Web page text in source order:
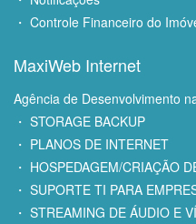
・ Controle Financeiro do
MaxiWeb Internet
Agência de Desenvolvimento
・ STORAGE BACKUP
・ PLANOS DE INTERNET
・ HOSPEDAGEM/CRIAÇÃO
・ SUPORTE TI PARA
・ STREAMING DE ÁUDIO E